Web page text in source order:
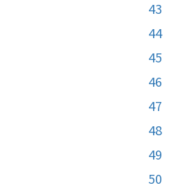
43
44
45
46
47
48
49
50